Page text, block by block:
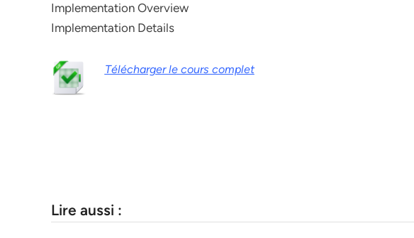
Implementation Overview
Implementation Details
Télécharger le cours complet
Lire aussi :